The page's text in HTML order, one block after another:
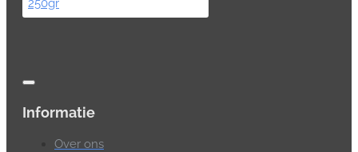
Informatie
Over ons